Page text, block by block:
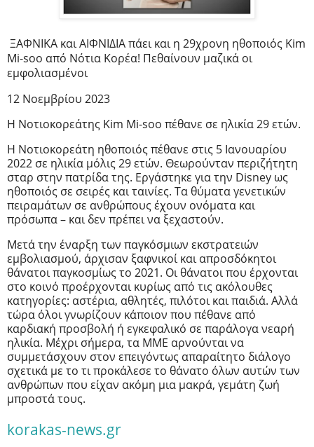
ΞΑΦΝΙΚΑ και ΑΙΦΝΙΔΙΑ πάει και η 29χρονη ηθοποιός Kim
Mi-soo από Νότια Κορέα! Πεθαίνουν μαζικά οι
εμφολιασμένοι
12 Νοεμβρίου 2023
Η Νοτιοκορεάτης Kim Mi-soo πέθανε σε ηλικία 29 ετών.
Η Νοτιοκορεάτη ηθοποιός πέθανε στις 5 Ιανουαρίου
2022 σε ηλικία μόλις 29 ετών. Θεωρούνταν περιζήτητη
σταρ στην πατρίδα της. Εργάστηκε για την Disney ως
ηθοποιός σε σειρές και ταινίες. Τα θύματα γενετικών
πειραμάτων σε ανθρώπους έχουν ονόματα και
πρόσωπα – και δεν πρέπει να ξεχαστούν.
Μετά την έναρξη των παγκόσμιων εκστρατειών
εμβολιασμού, άρχισαν ξαφνικοί και απροσδόκητοι
θάνατοι παγκοσμίως το 2021. Οι θάνατοι που έρχονται
στο κοινό προέρχονται κυρίως από τις ακόλουθες
κατηγορίες: αστέρια, αθλητές, πιλότοι και παιδιά. Αλλά
τώρα όλοι γνωρίζουν κάποιον που πέθανε από
καρδιακή προσβολή ή εγκεφαλικό σε παράλογα νεαρή
ηλικία. Μέχρι σήμερα, τα ΜΜΕ αρνούνται να
συμμετάσχουν στον επειγόντως απαραίτητο διάλογο
σχετικά με το τι προκάλεσε το θάνατο όλων αυτών των
ανθρώπων που είχαν ακόμη μια μακρά, γεμάτη ζωή
μπροστά τους.
korakas-news.gr